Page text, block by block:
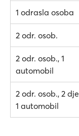
1 odrasla osoba
2 odr. osob.
2 odr. osob., 1
automobil
2 odr. osob., 2
1 automobil